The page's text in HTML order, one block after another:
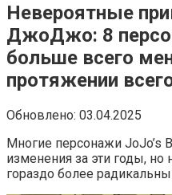
Невероятные
ДжоДжо: 8
больше всего
протяжении
Обновлено: 03.04.2025
Многие персонажи JoJo’s
изменения за эти годы,
гораздо более